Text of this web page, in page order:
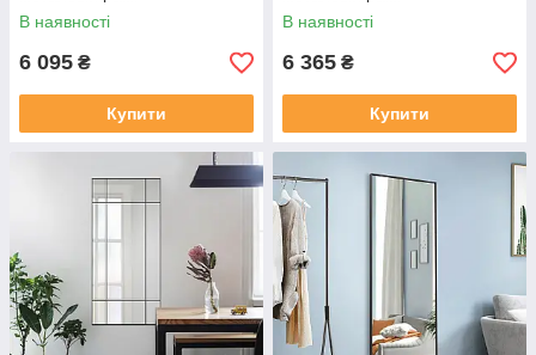
В наявності
6 095 ₴
Купити
В наявності
6 365 ₴
Купити